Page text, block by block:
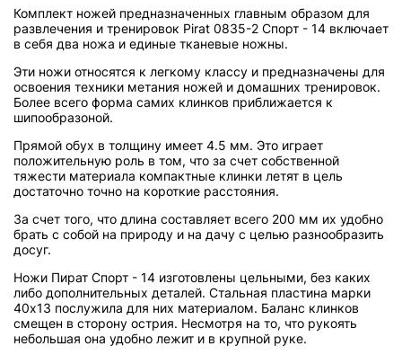
Комплект ножей предназначенных главным образом для
развлечения и тренировок Pirat 0835-2 Спорт - 14 включает
в себя два ножа и единые тканевые ножны.
Эти ножи относятся к легкому классу и предназначены для
освоения техники метания ножей и домашних тренировок.
Более всего форма самих клинков приближается к
шипообразоной.
Прямой обух в толщину имеет 4.5 мм. Это играет
положительную роль в том, что за счет собственной
тяжести материала компактные клинки летят в цель
достаточно точно на короткие расстояния.
За счет того, что длина составляет всего 200 мм их удобно
брать с собой на природу и на дачу с целью разнообразить
досуг.
Ножи Пират Спорт - 14 изготовлены цельными, без каких
либо дополнительных деталей. Стальная пластина марки
40х13 послужила для них материалом. Баланс клинков
смещен в сторону острия. Несмотря на то, что рукоять
небольшая она удобно лежит и в крупной руке.